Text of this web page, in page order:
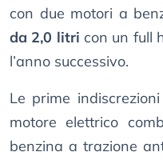
con due motori a
da 2,0 litri con un full
l’anno successivo.
Le prime
motore elettrico
benzina a trazione